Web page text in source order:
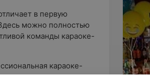
в первую
можно полностью
команды караоке-
караоке-
и вокальными